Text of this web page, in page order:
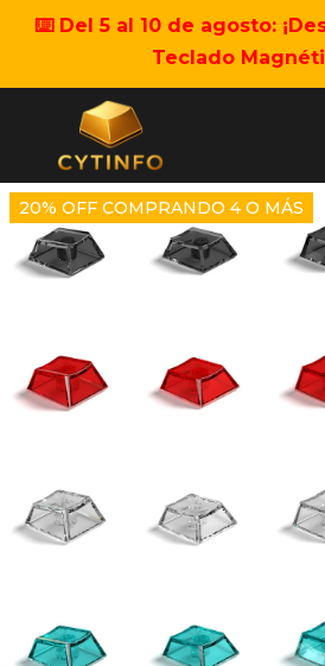
⌨️ Del 5 al 10 de agosto:
Teclado
20% OFF COMPRANDO 4 O MÁS